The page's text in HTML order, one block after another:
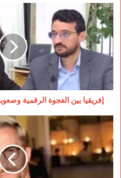
إفريقيا
بين
الفجوة
الرقمية
وصعوبة
ضبط
المنصات
العالمية
إفريقيا بين الفجوة الرقمية
الأمن
يتحرك…
اعتقال
مولينكس
يفتح
أبواباً